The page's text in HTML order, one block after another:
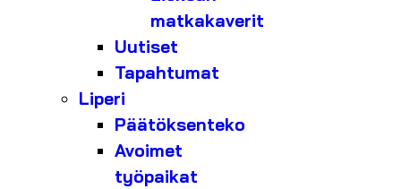
matkakaverit
Uutiset
Tapahtumat
Liperi
Päätöksenteko
Avoimet
työpaikat